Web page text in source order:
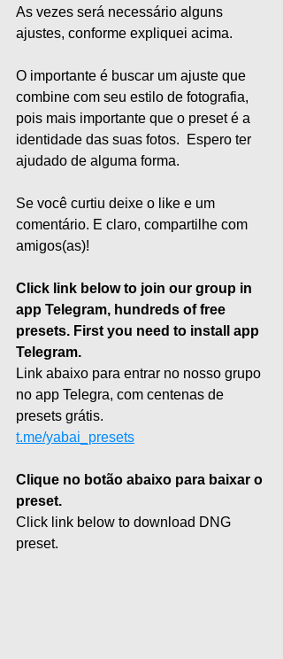
As vezes será necessário alguns
ajustes, conforme expliquei acima.
O importante é buscar um ajuste que
combine com seu estilo de fotografia,
pois mais importante que o preset é a
identidade das suas fotos.  Espero ter
ajudado de alguma forma.
Se você curtiu deixe o like e um
comentário. E claro, compartilhe com
amigos(as)!
Click link below to join our group in
app Telegram, hundreds of free
presets. First you need to install app
Telegram.
Link abaixo para entrar no nosso grupo
no app Telegra, com centenas de
presets grátis.
t.me/yabai_presets
Clique no botão abaixo para baixar o
preset.
Click link below to download DNG
preset.